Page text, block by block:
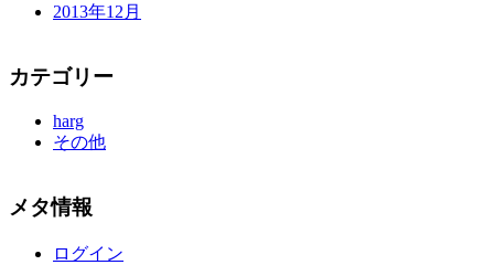
2013年12月
カテゴリー
harg
その他
メタ情報
ログイン